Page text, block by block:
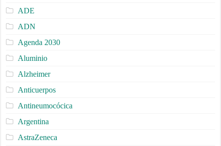
ADE
ADN
Agenda 2030
Aluminio
Alzheimer
Anticuerpos
Antineumocócica
Argentina
AstraZeneca